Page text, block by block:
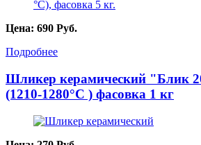
Цена: 690 Руб.
Подробнее
Шликер керамический "Блик
(1210-1280°С ) фасовка 1 кг